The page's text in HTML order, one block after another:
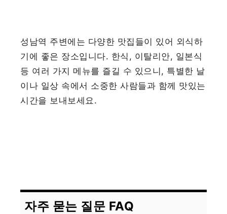
성남역 주변에는 다양한 맛집들이 있어 외식하
기에 좋은 장소입니다. 한식, 이탈리안, 일본식
등 여러 가지 메뉴를 즐길 수 있으니, 특별한 날
이나 일상 속에서 소중한 사람들과 함께 맛있는
시간을 보내보세요.
자주 묻는 질문 FAQ